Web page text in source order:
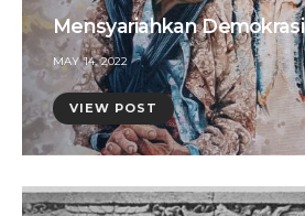
Mensyariahkan Demokrasi
POSTED
MAY 14, 2022
VIEW POST